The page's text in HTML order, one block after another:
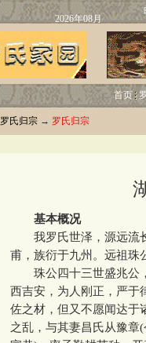
首页
罗氏归宗 → 罗氏归宗
基本概况
我罗氏世泽，源远流长
甫，族衍于九州。远祖珠
珠公四十三世盛兆公，
西吉安，为人刚正，严于
佐之材，但又不愿闻达于
之乱，与其妻昌氏从豫章